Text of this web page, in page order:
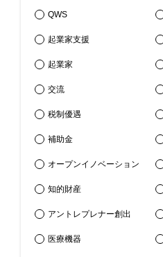
QWS
起業家支援
起業家
交流
税制優遇
補助金
オープンイノベーション
知的財産
アントレプレナー創出
医療機器